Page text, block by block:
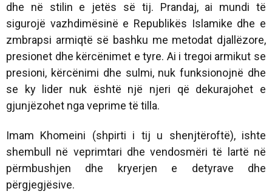
dhe në stilin e jetës së tij. Prandaj, ai mundi të
sigurojë vazhdimësinë e Republikës Islamike dhe e
zmbrapsi armiqtë së bashku me metodat djallëzore,
presionet dhe kërcënimet e tyre. Ai i tregoi armikut se
presioni, kërcënimi dhe sulmi, nuk funksionojnë dhe
se ky lider nuk është një njeri që dekurajohet e
gjunjëzohet nga veprime të tilla.
Imam Khomeini (shpirti i tij u shenjtëroftë), ishte
shembull në veprimtari dhe vendosmëri të lartë në
përmbushjen dhe kryerjen e detyrave dhe
përgjegjësive.